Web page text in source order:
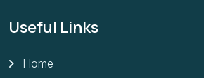
Useful Links
Home